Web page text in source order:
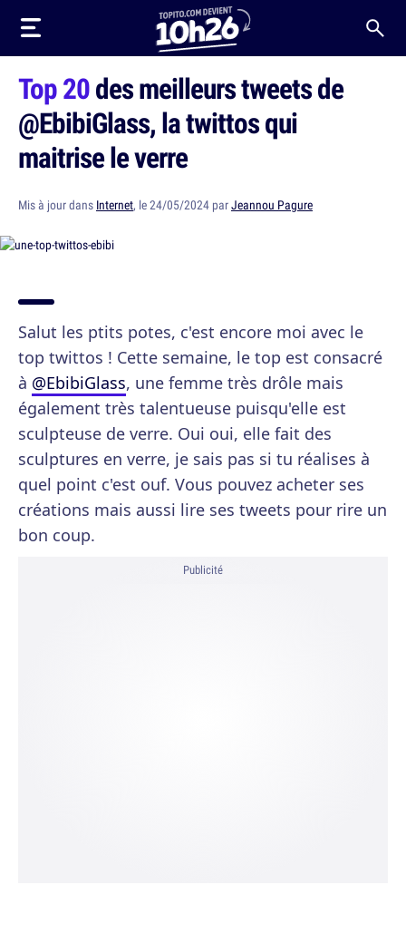
Top 20des meilleurs tweets de
@EbibiGlass, la twittos qui
maitrise le verre
Mis à jour dans Internet, le 24/05/2024 parJeannou Pagure
Salut les ptits potes, c'est encore moi avec le
top twittos ! Cette semaine, le top est consacré
à @EbibiGlass, une femme très drôle mais
également très talentueuse puisqu'elle est
sculpteuse de verre. Oui oui, elle fait des
sculptures en verre, je sais pas si tu réalises à
quel point c'est ouf. Vous pouvez acheter ses
créations mais aussi lire ses tweets pour rire un
bon coup.
Publicité